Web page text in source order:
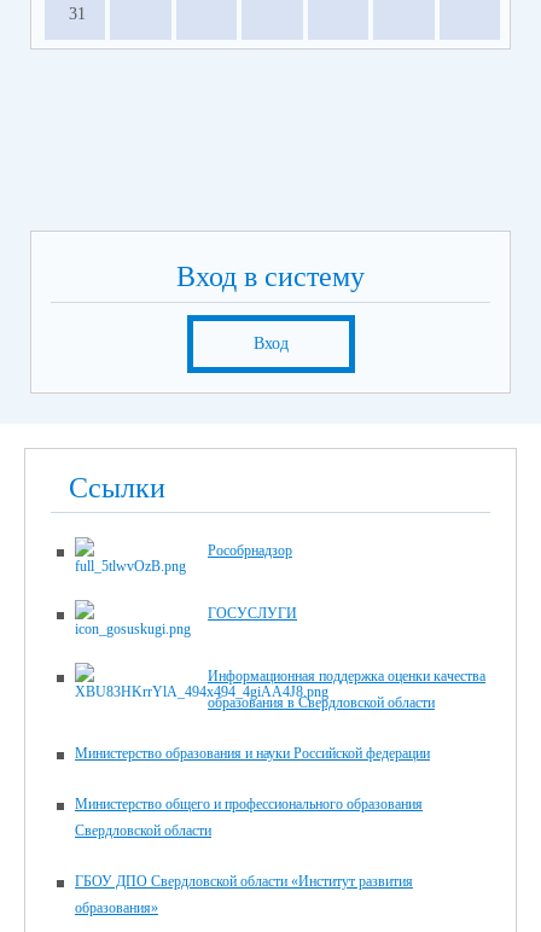
31
Вход в систему
Вход
Ссылки
Рособрнадзор
ГОСУСЛУГИ
Информационная поддержка оценки качества
образования в Свердловской области
Министерство образования и науки Российской федерации
Министерство общего и профессионального образования
Свердловской области
ГБОУ ДПО Свердловской области «Институт развития
образования»